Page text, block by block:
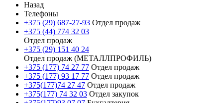
Назад
Телефоны
+375 (29) 687-27-93 Отдел продаж
+375 (44) 774 32 03
Отдел продаж
+375 (29) 151 40 24
Отдел продаж (МЕТАЛЛПРОФИЛЬ)
+375 (177) 74 27 77 Отдел продаж
+375 (177) 93 17 77 Отдел продаж
+375(177)74 27 47 Отдел продаж
+375(177) 74 32 03 Отдел закупок